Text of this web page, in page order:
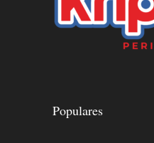
Populares